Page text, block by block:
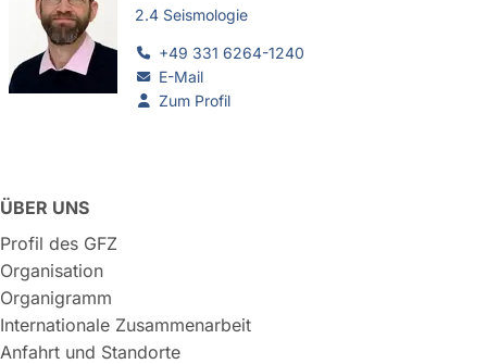
2.4 Seismologie
+49 331 6264-1240
E-Mail
Zum Profil
ÜBER UNS
Profil des GFZ
Organisation
Organigramm
Internationale Zusammenarbeit
Anfahrt und Standorte